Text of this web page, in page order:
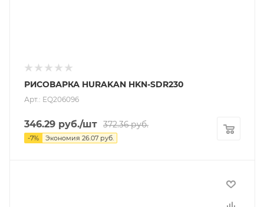
РИСОВАРКА HURAKAN HKN-SDR230
Арт.: EQ206096
346.29 руб./шт 372.36руб.
-7% Экономия 26.07 руб.